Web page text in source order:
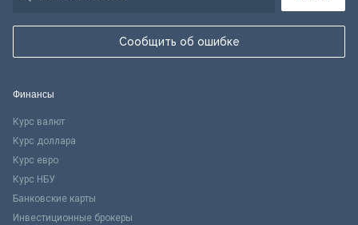
Сообщить об ошибке
Финансы
Курс валют
Курс доллара
Курс евро
Курс НБУ
Банковские карты
Инвестиционные брокеры